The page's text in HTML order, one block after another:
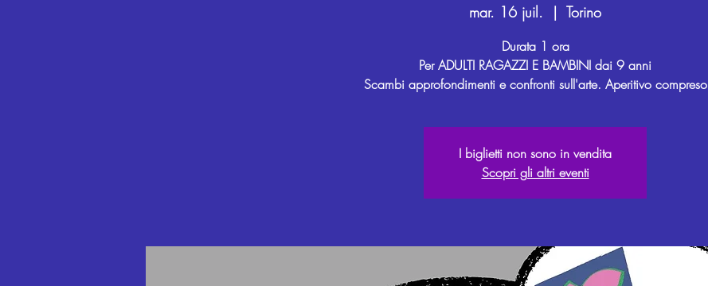
mar. 16 juil.
  |
Torino
Durata 1 ora
Per ADULTI RAGAZZI E BAMBINI dai 9 anni
Scambi approfondimenti e confronti sull'arte. Aperitivo compreso
I biglietti non sono in vendita
Scopri gli altri eventi